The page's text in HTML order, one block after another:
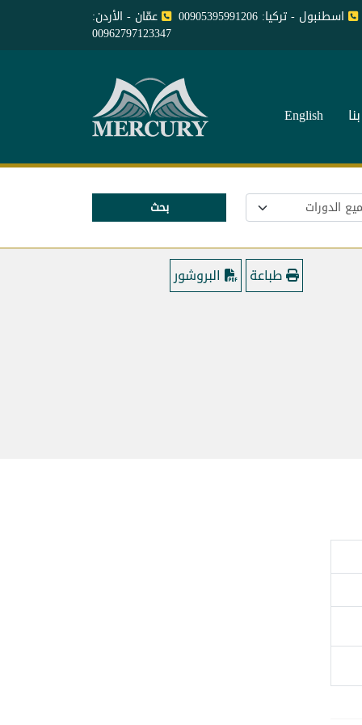
اسطنبول - تركيا: 00905395991206 عمّان - الأردن:
00962797123347
English
بحث
طباعة البروشور